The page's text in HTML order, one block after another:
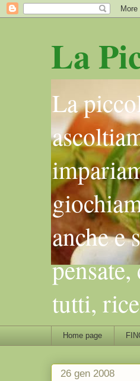
La
La
anche e
tutti,
Home page
26 gen 2008